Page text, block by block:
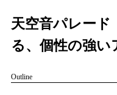
人気ワード
MENU
天空音パレー
る、個性の強
Outline